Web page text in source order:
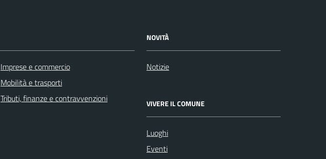
Imprese e commercio
Mobilità e trasporti
Tributi, finanze e contravvenzioni
NOVITÀ
Notizie
VIVERE IL COMUNE
Luoghi
Eventi